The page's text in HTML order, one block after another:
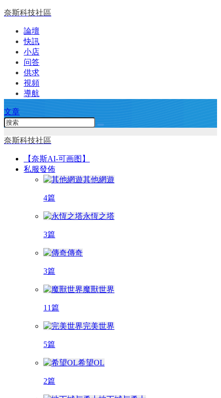
奈斯科技社區
論壇
快訊
小店
问答
供求
視頻
導航
文章
奈斯科技社區
【奈斯AI-可画图】
私服發佈
其他網遊
4篇
永恆之塔
3篇
傳奇
3篇
魔獸世界
11篇
完美世界
5篇
希望OL
2篇